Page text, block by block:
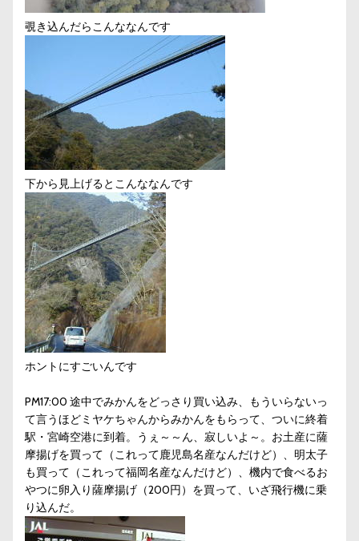
覗き込んだらこんななんです
下から見上げるとこんななんです
ホントにすごいんです
PM17:00 途中でみかんをどっさり買い込み、もういらないっ
て言うほどミヤケちゃんからみかんをもらって、ついに終着
駅・宮崎空港に到着。うぇ～～ん、寂しいよ～。お土産に薩
摩揚げを買って（これって鹿児島名産なんだけど）、明太子
も買って（これって福岡名産なんだけど）、機内で食べるお
やつに卵入り薩摩揚げ（200円）を買って、いざ飛行機に乗
り込んだ。